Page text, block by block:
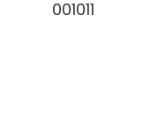
001011